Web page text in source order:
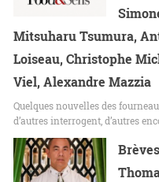
Mitsuharu Tsumura,
Loiseau, Christophe
Viel, Alexandre Mazzia
Quelques nouvelles des
d’autres interrogent, d’autres